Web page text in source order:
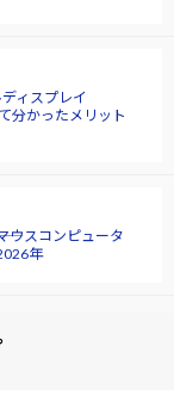
ィスプレイ
分かったメリット
ウスコンピュータ
年